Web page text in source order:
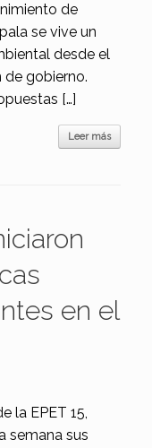
de
se vive un
desde el
de gobierno.
[…]
Leer más
en el
la EPET 15,
semana sus